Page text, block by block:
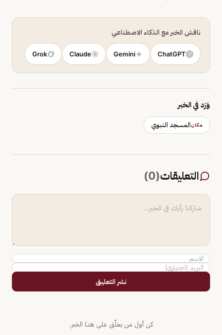
ناقش الخبر مع الذكاء الاصطناعي
ChatGPT
Gemini
Claude
Grok
وَرَد في الخبر
مكانالمسجد النبوي
التعليقات(
0
)
نشر التعليق
كن أول من يعلّق على هذا الخبر.